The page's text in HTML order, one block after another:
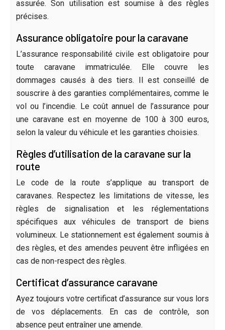
assurée. Son utilisation est soumise à des règles
précises.
Assurance obligatoire pour la caravane
L’assurance responsabilité civile est obligatoire pour
toute caravane immatriculée. Elle couvre les
dommages causés à des tiers. Il est conseillé de
souscrire à des garanties complémentaires, comme le
vol ou l’incendie. Le coût annuel de l’assurance pour
une caravane est en moyenne de 100 à 300 euros,
selon la valeur du véhicule et les garanties choisies.
Règles d’utilisation de la caravane sur la
route
Le code de la route s’applique au transport de
caravanes. Respectez les limitations de vitesse, les
règles de signalisation et les réglementations
spécifiques aux véhicules de transport de biens
volumineux. Le stationnement est également soumis à
des règles, et des amendes peuvent être infligées en
cas de non-respect des règles.
Certificat d’assurance caravane
Ayez toujours votre certificat d’assurance sur vous lors
de vos déplacements. En cas de contrôle, son
absence peut entraîner une amende.